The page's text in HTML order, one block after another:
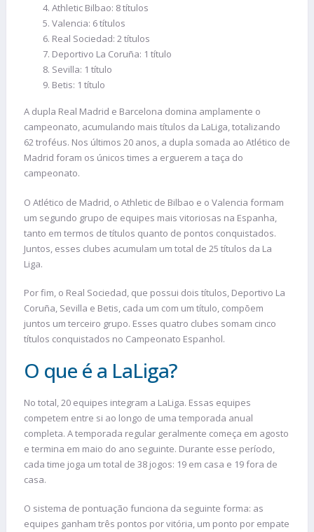
Athletic Bilbao: 8 títulos
Valencia: 6 títulos
Real Sociedad: 2 títulos
Deportivo La Coruña: 1 título
Sevilla: 1 título
Betis: 1 título
A dupla Real Madrid e Barcelona domina amplamente o
campeonato, acumulando mais títulos da LaLiga, totalizando
62 troféus. Nos últimos 20 anos, a dupla somada ao Atlético de
Madrid foram os únicos times a erguerem a taça do
campeonato.
O Atlético de Madrid, o Athletic de Bilbao e o Valencia formam
um segundo grupo de equipes mais vitoriosas na Espanha,
tanto em termos de títulos quanto de pontos conquistados.
Juntos, esses clubes acumulam um total de 25 títulos da La
Liga.
Por fim, o Real Sociedad, que possui dois títulos, Deportivo La
Coruña, Sevilla e Betis, cada um com um título, compõem
juntos um terceiro grupo. Esses quatro clubes somam cinco
títulos conquistados no Campeonato Espanhol.
O que é a LaLiga?
No total, 20 equipes integram a LaLiga. Essas equipes
competem entre si ao longo de uma temporada anual
completa. A temporada regular geralmente começa em agosto
e termina em maio do ano seguinte. Durante esse período,
cada time joga um total de 38 jogos: 19 em casa e 19 fora de
casa.
O sistema de pontuação funciona da seguinte forma: as
equipes ganham três pontos por vitória, um ponto por empate